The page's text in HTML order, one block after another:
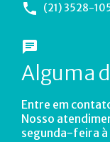
(21) 3528-
Alguma
Entre em
Nosso
segunda-feira à